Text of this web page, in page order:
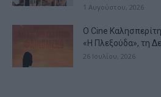
1 Αυγούστου, 2026
Ο Cine
«Η Πλεξούδα», τη
26 Ιουλίου, 2026